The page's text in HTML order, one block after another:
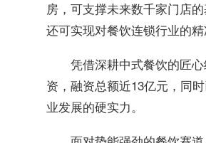
房，可支撑未来数千家门店
还可实现对餐饮连锁行业的
凭借深耕中式餐饮的匠
资，融资总额近13亿元，同
业发展的硬实力。